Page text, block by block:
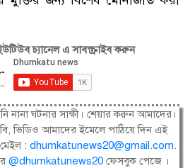
চ্যানেল এ সাবস্ক্রাইব করুন
নানা ঘটনার সাক্ষী। শেয়ার করুন আমাদের।
ভিডিও আমাদের ইমেলে পাঠিয়ে দিন এই
: dhumkatunews20@gmail.com.
@dhumkatunews20 ফেসবুক পেজে ।